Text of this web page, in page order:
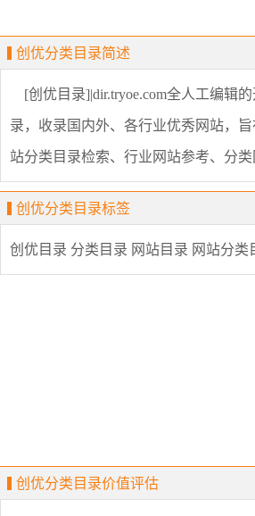
创优分类目录简述
[创优目录]|dir.tryoe.com全人工编辑
录，收录国内外、各行业优秀网站，
站分类目录检索、行业网站参考、分类
创优分类目录标签
创优目录 分类目录 网站目录 网站分类
创优分类目录价值评估